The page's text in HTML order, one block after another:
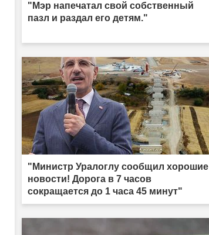
"Мэр напечатал свой собственный
пазл и раздал его детям."
"Министр Уралоглу сообщил хорошие
новости! Дорога в 7 часов
сокращается до 1 часа 45 минут"